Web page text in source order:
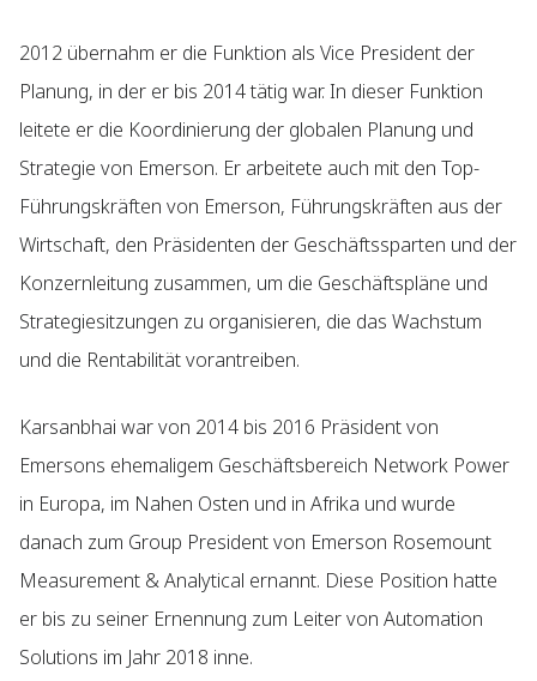
2012 übernahm er die Funktion als Vice President der
Planung, in der er bis 2014 tätig war. In dieser Funktion
leitete er die Koordinierung der globalen Planung und
Strategie von Emerson. Er arbeitete auch mit den Top-
Führungskräften von Emerson, Führungskräften aus der
Wirtschaft, den Präsidenten der Geschäftssparten und der
Konzernleitung zusammen, um die Geschäftspläne und
Strategiesitzungen zu organisieren, die das Wachstum
und die Rentabilität vorantreiben.
Karsanbhai war von 2014 bis 2016 Präsident von
Emersons ehemaligem Geschäftsbereich Network Power
in Europa, im Nahen Osten und in Afrika und wurde
danach zum Group President von Emerson Rosemount
Measurement & Analytical ernannt. Diese Position hatte
er bis zu seiner Ernennung zum Leiter von Automation
Solutions im Jahr 2018 inne.